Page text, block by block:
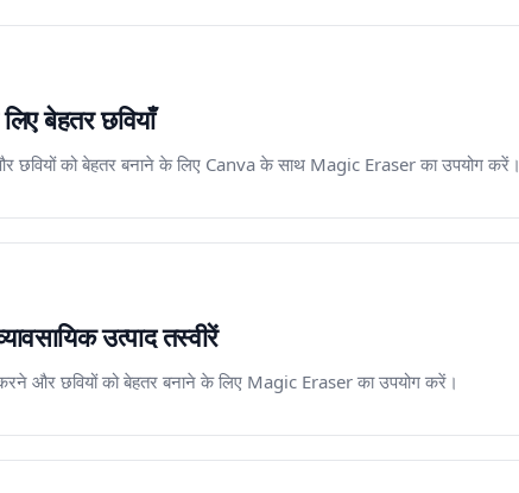
बेहतर छवियाँ
छवियों को बेहतर बनाने के लिए Canva के साथ Magic Eraser का उपयोग करें।
उत्पाद तस्वीरें
और छवियों को बेहतर बनाने के लिए Magic Eraser का उपयोग करें।